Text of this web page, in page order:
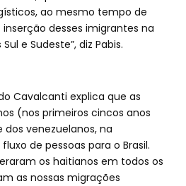
ao mesmo tempo de
desses imigrantes na
e Sudeste”, diz Pabis.
Cavalcanti explica que as
(nos primeiros cincos anos
venezuelanos, na
de pessoas para o Brasil.
os haitianos em todos os
as nossas migrações